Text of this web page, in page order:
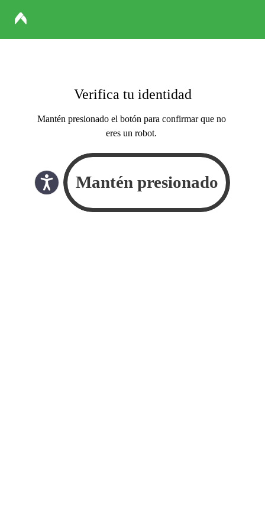
Verifica tu identidad
Mantén presionado el botón para confirmar que no
eres un robot.